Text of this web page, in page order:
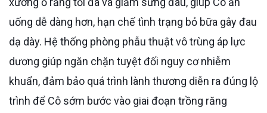
uống dễ dàng hơn, hạn chế tình trạng bỏ bữa gây đau
dạ dày. Hệ thống phòng phẫu thuật vô trùng áp lực
dương giúp ngăn chặn tuyệt đối nguy cơ nhiễm
khuẩn, đảm bảo quá trình lành thương diễn ra đúng lộ
trình để Cô sớm bước vào giai đoạn trồng răng